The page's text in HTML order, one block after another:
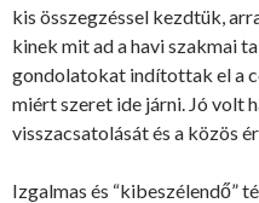
kis összegzéssel kezdtük,
kinek mit ad a havi szakmai
gondolatokat indítottak el a
miért szeret ide járni. Jó volt
visszacsatolását és a közös
Izgalmas és “kibeszélendő”